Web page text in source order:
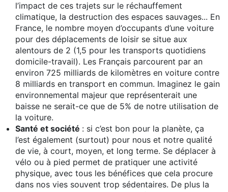
l’impact de ces trajets sur le réchauffement
climatique, la destruction des espaces sauvages... En
France, le nombre moyen d’occupants d’une voiture
pour des déplacements de loisir se situe aux
alentours de 2 (1,5 pour les transports quotidiens
domicile-travail). Les Français parcourent par an
environ 725 milliards de kilomètres en voiture contre
8 milliards en transport en commun. Imaginez le gain
environnemental majeur que représenterait une
baisse ne serait-ce que de 5% de notre utilisation de
la voiture.
Santé et société : si c’est bon pour la planète, ça
l’est également (surtout) pour nous et notre qualité
de vie, à court, moyen, et long terme. Se déplacer à
vélo ou à pied permet de pratiquer une activité
physique, avec tous les bénéfices que cela procure
dans nos vies souvent trop sédentaires. De plus la